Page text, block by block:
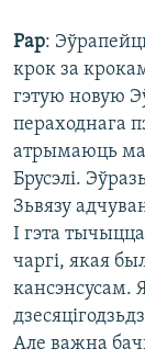
Рар:
крок за
гэтую новую
пераходнага
атрымаюць
Брусэлі.
Зьвязу
І гэта
чаргі, якая
кансэнсусам.
Але важна